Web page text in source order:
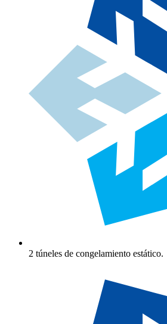
2 túneles de congelamiento estático.